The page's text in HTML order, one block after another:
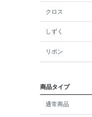
クロス
しずく
リボン
商品タイプ
通常商品